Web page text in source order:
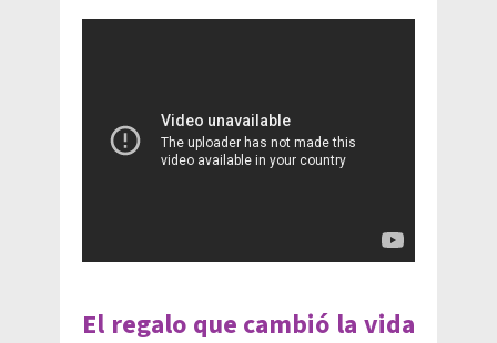
El regalo que cambió la vida